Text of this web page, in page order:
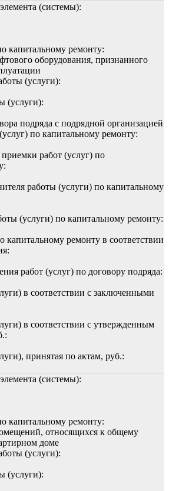
(системы):
капитальному ремонту:
оборудования, признанного
(услуги):
(услуги):
подряда с подрядной организацией
по капитальному ремонту:
работ (услуг) по
работы (услуги) по капитальному
(услуги) по капитальному ремонту:
капитальному ремонту в соответствии
работ (услуг) по договору подряда:
в соответствии с заключенными
в соответствии с утвержденным
принятая по актам, руб.:
(системы):
капитальному ремонту:
относящихся к общему
доме
(услуги):
(услуги):